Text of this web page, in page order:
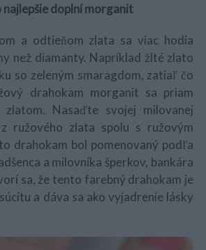
najlepšie doplní morganit
a odtieňom zlata sa viac hodia
než diamanty. Napríklad žlté zlato
so zeleným smaragdom, zatiaľ čo
drahokam morganit sa priam
Nasaďte svojej milovanej
ružového zlata spolu s ružovým
drahokam bol pomenovaný podľa
a milovníka šperkov, bankára
sa, že tento farebný drahokam je
a dáva sa ako vyjadrenie lásky